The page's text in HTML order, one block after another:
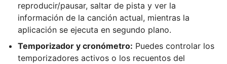
reproducir/pausar, saltar de pista y ver la
información de la canción actual, mientras la
aplicación se ejecuta en segundo plano.
Temporizador y cronómetro: Puedes controlar los
temporizadores activos o los recuentos del